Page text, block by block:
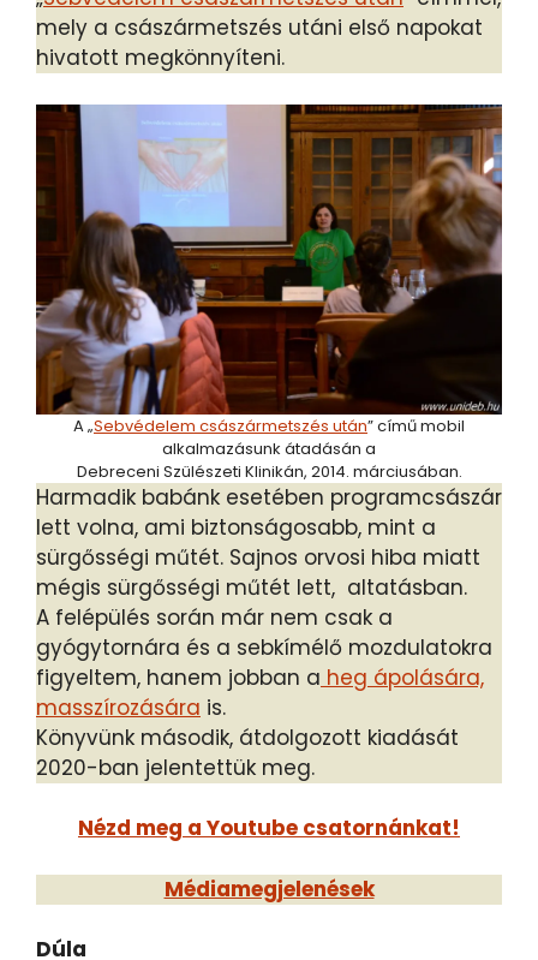
mely a császármetszés utáni első napokat
hivatott megkönnyíteni.
A „Sebvédelem császármetszés után” című mobil
alkalmazásunk átadásán a
Debreceni Szülészeti Klinikán, 2014. márciusában.
Harmadik babánk esetében programcsászár
lett volna, ami biztonságosabb, mint a
sürgősségi műtét. Sajnos orvosi hiba miatt
mégis sürgősségi műtét lett, altatásban.
A felépülés során már nem csak a
gyógytornára és a sebkímélő mozdulatokra
figyeltem, hanem jobban a heg ápolására,
masszírozására is.
Könyvünk második, átdolgozott kiadását
2020-ban jelentettük meg.
Nézd meg a Youtube csatornánkat!
Médiamegjelenések
Dúla